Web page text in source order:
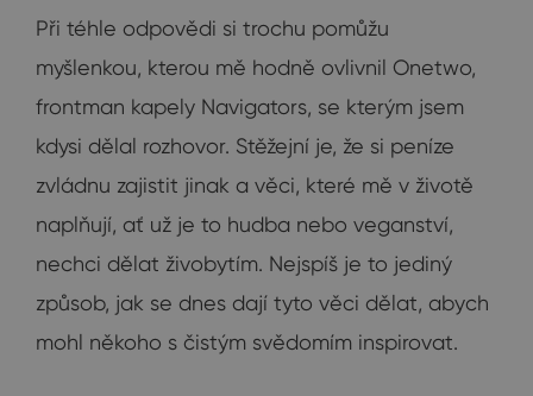
Při téhle odpovědi si trochu pomůžu
myšlenkou, kterou mě hodně ovlivnil Onetwo,
frontman kapely Navigators, se kterým jsem
kdysi dělal rozhovor. Stěžejní je, že si peníze
zvládnu zajistit jinak a věci, které mě v životě
naplňují, ať už je to hudba nebo veganství,
nechci dělat živobytím. Nejspíš je to jediný
způsob, jak se dnes dají tyto věci dělat, abych
mohl někoho s čistým svědomím inspirovat.